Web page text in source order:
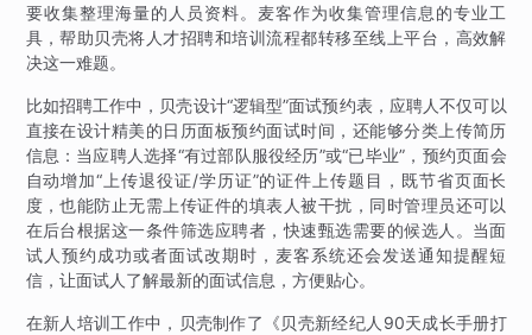
要收集整理海量的人员资料。麦客作为收集管理信息的专业工
具，帮助贝壳将人才招聘和培训流程都转移至线上平台，高效解
决这一难题。
比如招聘工作中，贝壳设计“逻辑型”面试预约表，应聘人不仅可以
直接在设计精美的日历面板预约面试时间，还能够分类上传简历
信息：当应聘人选择“有过部队服役经历”或“已毕业”，预约页面会
自动增加“上传退役证/学历证”的证件上传题目，既节省页面长
度，也能防止无需上传证件的填表人被干扰，同时管理员还可以
在后台根据这一条件筛选应聘者，快速甄选需要的候选人。当面
试人预约成功或者面试改期时，麦客系统还会发送通知提醒短
信，让面试人了解最新的面试信息，方便贴心。
在新人培训工作中，贝壳制作了《贝壳新经纪人90天成长手册打